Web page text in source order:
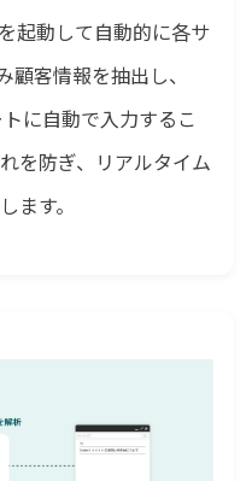
起動して自動的に各サ
顧客情報を抽出し、
に自動で入力するこ
を防ぎ、リアルタイム
ます。